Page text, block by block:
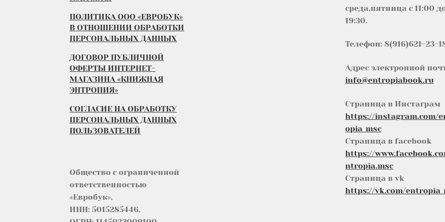
ПОЛИТИКА ООО «ЕВРОБУК»
В ОТНОШЕНИИ ОБРАБОТКИ
ПЕРСОНАЛЬНЫХ ДАННЫХ
ДОГОВОР ПУБЛИЧНОЙ
ОФЕРТЫ ИНТЕРНЕТ-
МАГАЗИНА «КНИЖНАЯ
ЭНТРОПИЯ»
СОГЛАСИЕ НА ОБРАБОТКУ
ПЕРСОНАЛЬНЫХ ДАННЫХ
ПОЛЬЗОВАТЕЛЕЙ
Общество с ограниченной
ответственностью
«Евробук»,
ИНН: 5015285446,
среда,пятница с 11:00
19:30.
Телефон: 8(916)621-23-
Адрес электронной
info@entropiabook.ru
Страница в Инстаграм
https://instagram.com/
opia_msc
Страница в facebook
https://
ntropia.msc
Страница в vk
https://vk.com/